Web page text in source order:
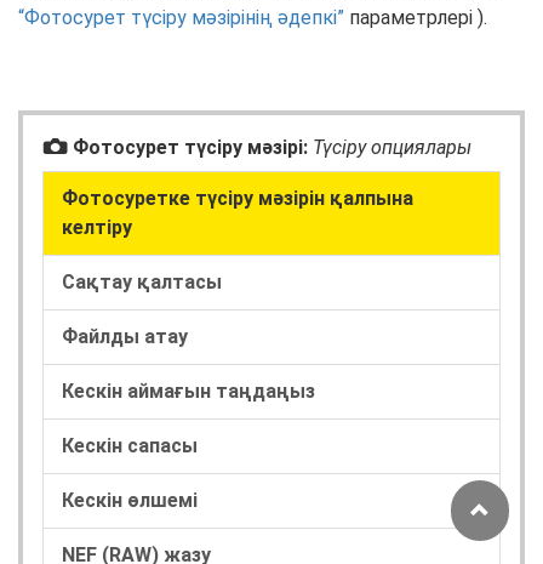
Фотосурет түсіру мәзірінің әдепкі параметрлері ).
C Фотосурет түсіру мәзірі: Түсіру опциялары
Фотосуретке түсіру мәзірін қалпына
келтіру
Сақтау қалтасы
Файлды атау
Кескін аймағын таңдаңыз
Кескін сапасы
Кескін өлшемі
NEF (RAW) жазу